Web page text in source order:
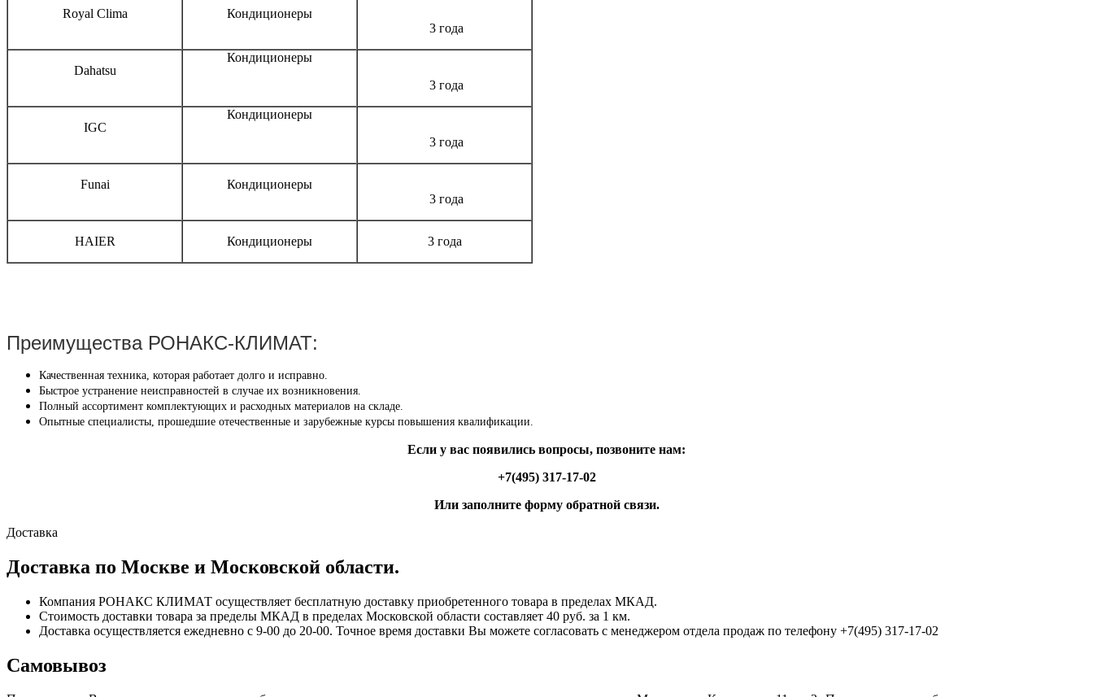
Royal Clima
Кондиционеры
3 года
Dahatsu
Кондиционеры
3 года
IGC
Кондиционеры
3 года
Funai
Кондиционеры
3 года
HAIER Кондиционеры 3 года
Преимущества РОНАКС-КЛИМАТ:
Качественная техника, которая работает долго и исправно.
Быстрое устранение неисправностей в случае их возникновения.
Полный ассортимент комплектующих и расходных материалов на складе.
Опытные специалисты, прошедшие отечественные и зарубежные курсы повышения квалификации.
Если у вас появились вопросы, позвоните нам:
+7(495) 317-17-02
Или заполните форму обратной связи.
Доставка
Доставка по Москве и Московской области.
Компания РОНАКС КЛИМАТ осуществляет бесплатную доставку приобретенного товара в пределах МКАД.
Стоимость доставки товара за пределы МКАД в пределах Московской области составляет 40 руб. за 1 км.
Доставка осуществляется ежедневно с 9-00 до 20-00. Точное время доставки Вы можете согласовать с менеджером отдела продаж по телефону +7(495) 317-17-02
Самовывоз